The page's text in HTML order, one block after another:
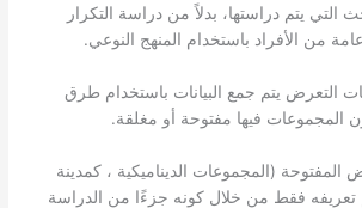
يتم دراستها، بدلاً من دراسة التكرار
من الأفراد باستخدام المنهج النوعي.
التعرض يتم جمع البيانات باستخدام طرق
المجموعات فيها مفتوحة أو مغلقة.
(المجموعات الديناميكية ، كمدينة
تعريفه فقط من خلال كونه جزءًا من الدراسة